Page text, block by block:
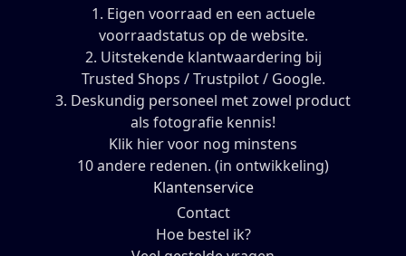
1. Eigen voorraad en een actuele
voorraadstatus op de website.
2. Uitstekende klantwaardering bij
Trusted Shops / Trustpilot / Google.
3. Deskundig personeel met zowel product
als fotografie kennis!
Klik hier voor nog minstens
10 andere redenen. (in ontwikkeling)
Klantenservice
Contact
Hoe bestel ik?